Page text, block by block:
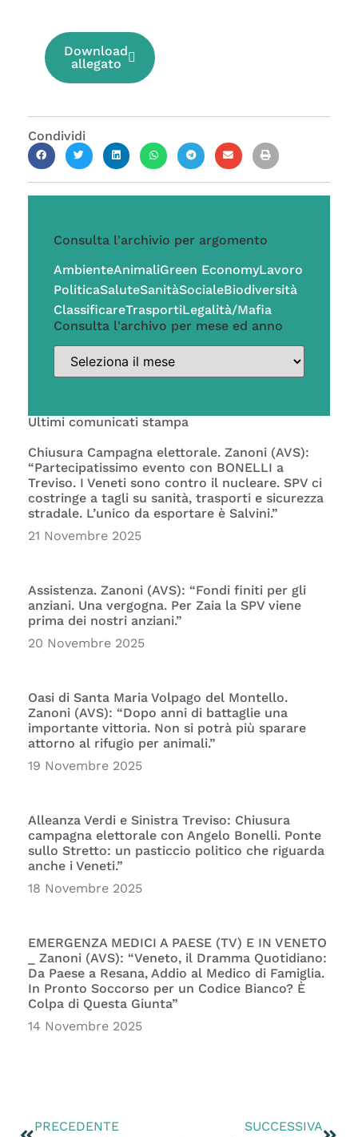
Download
allegato
Condividi
Consulta l'archivio per argomento
AmbienteAnimaliGreen EconomyLavoro
PoliticaSaluteSanitàSocialeBiodiversità
ClassificareTrasportiLegalità/Mafia
Consulta l'archivo per mese ed anno
Ultimi comunicati stampa
Chiusura Campagna elettorale. Zanoni (AVS):
“Partecipatissimo evento con BONELLI a
Treviso. I Veneti sono contro il nucleare. SPV ci
costringe a tagli su sanità, trasporti e sicurezza
stradale. L’unico da esportare è Salvini.”
21 Novembre 2025
Assistenza. Zanoni (AVS): “Fondi finiti per gli
anziani. Una vergogna. Per Zaia la SPV viene
prima dei nostri anziani.”
20 Novembre 2025
Oasi di Santa Maria Volpago del Montello.
Zanoni (AVS): “Dopo anni di battaglie una
importante vittoria. Non si potrà più sparare
attorno al rifugio per animali.”
19 Novembre 2025
Alleanza Verdi e Sinistra Treviso: Chiusura
campagna elettorale con Angelo Bonelli. Ponte
sullo Stretto: un pasticcio politico che riguarda
anche i Veneti.”
18 Novembre 2025
EMERGENZA MEDICI A PAESE (TV) E IN VENETO
_ Zanoni (AVS): “Veneto, il Dramma Quotidiano:
Da Paese a Resana, Addio al Medico di Famiglia.
In Pronto Soccorso per un Codice Bianco? È
Colpa di Questa Giunta”
14 Novembre 2025
PRECEDENTE
SUCCESSIVA